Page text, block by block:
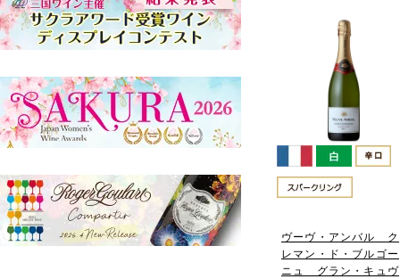
ヴーヴ・アンバル ク
レマン・ド・ブルゴー
ニュ グラン・キュヴ